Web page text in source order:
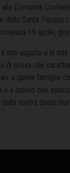
alle Comunità
della Santa Pasqua
19 aprile,
il mio augurio e la
di prova che
a quelle famiglie
a coloro che
vostra divina